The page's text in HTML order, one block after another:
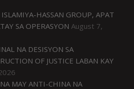
HASSAN GROUP, APAT
SA OPERASYON August 7,
NA DESISYON SA
OF JUSTICE LABAN KAY
MAY ANTI-CHINA NA